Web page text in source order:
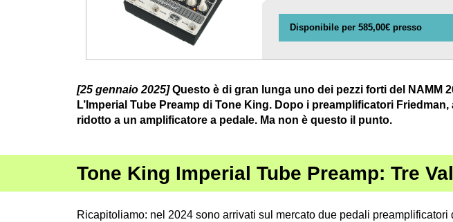
Disponibile per 585,00€ presso
[25 gennaio 2025]Questo è di gran lunga uno dei pezzi forti del NAMM
L’Imperial Tube Preamp di Tone King. Dopo i preamplificatori Friedman,
ridotto a un amplificatore a pedale. Ma non è questo il punto.
Tone King Imperial Tube Preamp: Tre
Ricapitoliamo: nel 2024 sono arrivati sul mercato due pedali preamplificatori